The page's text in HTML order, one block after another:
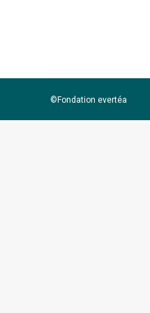
©Fondation evertéa